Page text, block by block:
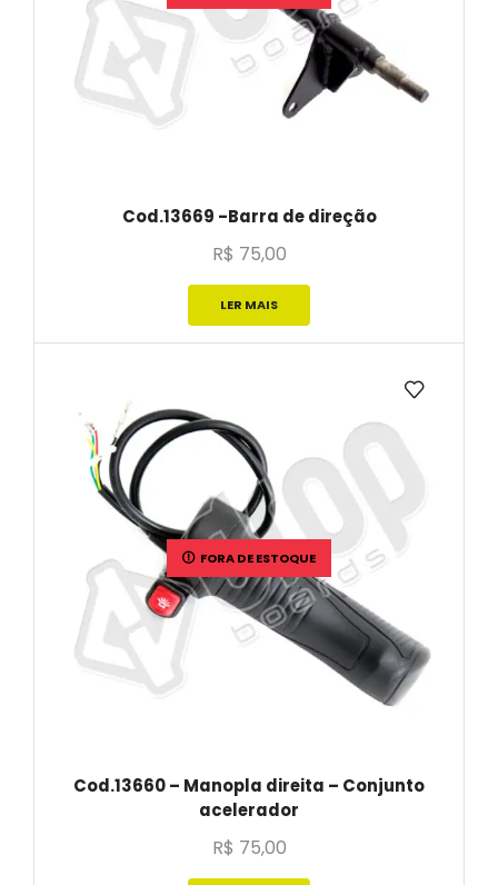
Cod.13669 -Barra de direção
R$ 75,00
LER MAIS
FORA DE ESTOQUE
Cod.13660 – Manopla direita – Conjunto
acelerador
R$ 75,00